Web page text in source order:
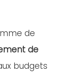
de
de
budgets